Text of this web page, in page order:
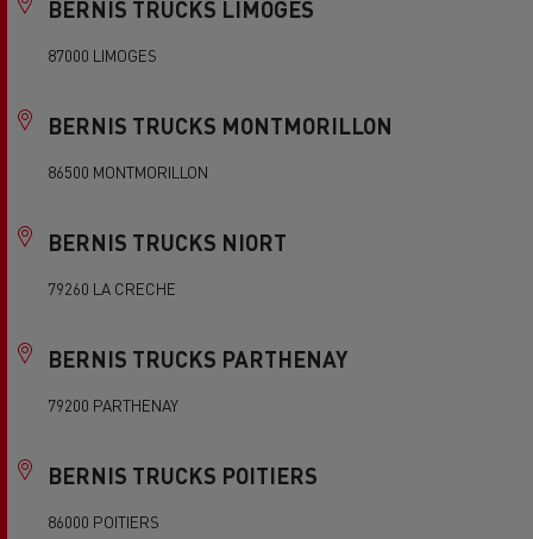
BERNIS TRUCKS LIMOGES
87000 LIMOGES
BERNIS TRUCKS MONTMORILLON
86500 MONTMORILLON
BERNIS TRUCKS NIORT
79260 LA CRECHE
BERNIS TRUCKS PARTHENAY
79200 PARTHENAY
BERNIS TRUCKS POITIERS
86000 POITIERS